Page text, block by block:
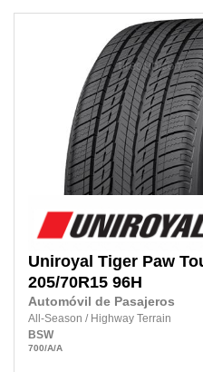
Uniroyal Tiger Paw
205/70R15 96H
Automóvil de Pasajeros
All-Season / Highway Terrain
BSW
700/A/A